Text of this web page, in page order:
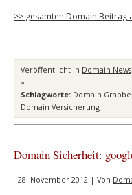
>> gesamten Domain Beitrag
Veröffentlicht in Domain News,
»
Schlagworte: Domain
Domain Versicherung
Domain Sicherheit:
28. November 2012 | Von